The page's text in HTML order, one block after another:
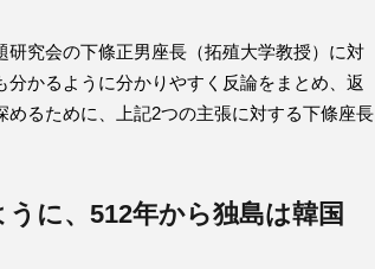
究会の下條正男座長（拓殖大学教授）に対
かるように分かりやすく反論をまとめ、返
るために、上記2つの主張に対する下條座長
うに、512年から独島は韓国